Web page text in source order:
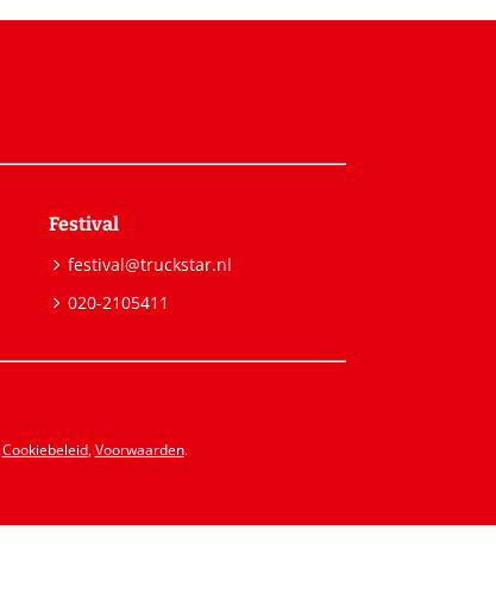
Festival
festival@truckstar.nl
020-2105411
Cookiebeleid,Voorwaarden.